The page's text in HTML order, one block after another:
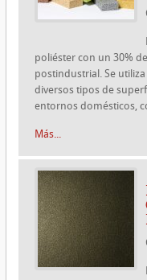
poliéster con un 30%
postindustrial. Se
diversos tipos de
entornos domésticos,
Más...